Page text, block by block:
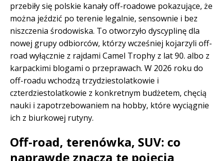
przebiły się polskie kanały off-roadowe pokazujące, że
można jeździć po terenie legalnie, sensownie i bez
niszczenia środowiska. To otworzyło dyscyplinę dla
nowej grupy odbiorców, którzy wcześniej kojarzyli off-
road wyłącznie z rajdami Camel Trophy z lat 90. albo z
karpackimi blogami o przeprawach. W 2026 roku do
off-roadu wchodzą trzydziestolatkowie i
czterdziestolatkowie z konkretnym budżetem, chęcią
nauki i zapotrzebowaniem na hobby, które wyciągnie
ich z biurkowej rutyny.
Off-road, terenówka, SUV: co
naprawdę znaczą te pojęcia